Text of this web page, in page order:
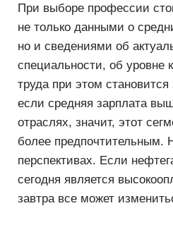
При выборе профессии
не только данными о
но и сведениями об
специальности, об уровне
труда при этом
если средняя зарплата
отраслях, значит, этот
более предпочтительным.
перспективах. Если
сегодня является
завтра все может